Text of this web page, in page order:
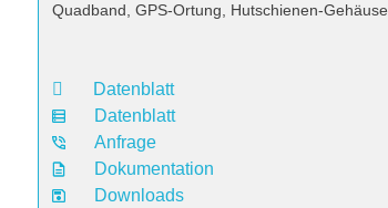
Quadband, GPS-Ortung, Hutschienen-Gehäuse
Datenblatt
Datenblatt
Anfrage
Dokumentation
Downloads